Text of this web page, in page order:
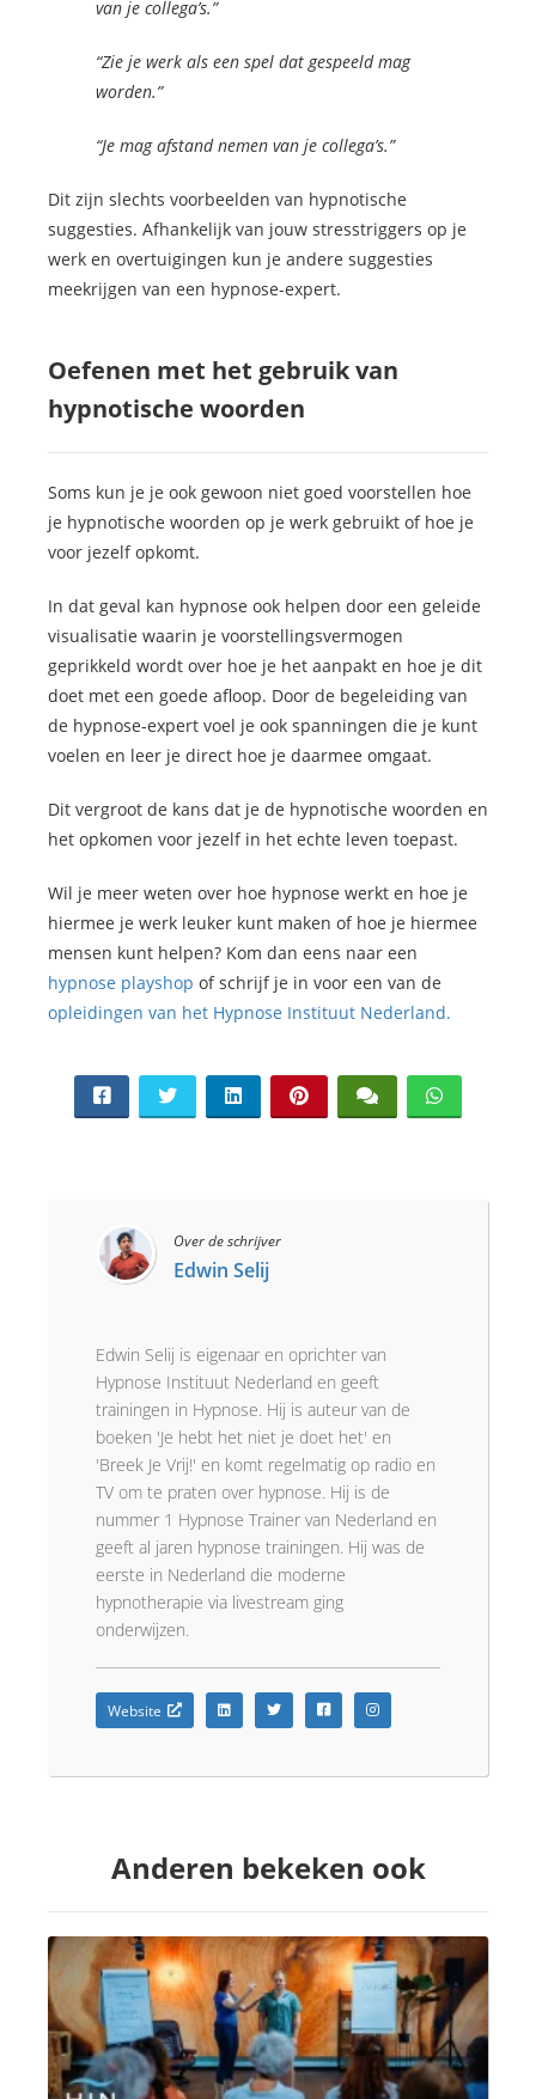
van je collega’s.”
“Zie je werk als een spel dat gespeeld mag
worden.”
“Je mag afstand nemen van je collega’s.”
Dit zijn slechts voorbeelden van hypnotische
suggesties. Afhankelijk van jouw stresstriggers op je
werk en overtuigingen kun je andere suggesties
meekrijgen van een hypnose-expert.
Oefenen met het gebruik van
hypnotische woorden
Soms kun je je ook gewoon niet goed voorstellen hoe
je hypnotische woorden op je werk gebruikt of hoe je
voor jezelf opkomt.
In dat geval kan hypnose ook helpen door een geleide
visualisatie waarin je voorstellingsvermogen
geprikkeld wordt over hoe je het aanpakt en hoe je dit
doet met een goede afloop. Door de begeleiding van
de hypnose-expert voel je ook spanningen die je kunt
voelen en leer je direct hoe je daarmee omgaat.
Dit vergroot de kans dat je de hypnotische woorden en
het opkomen voor jezelf in het echte leven toepast.
Wil je meer weten over hoe hypnose werkt en hoe je
hiermee je werk leuker kunt maken of hoe je hiermee
mensen kunt helpen? Kom dan eens naar een
hypnose playshop of schrijf je in voor een van de
opleidingen van het Hypnose Instituut Nederland.
Over de schrijver
Edwin Selij
Edwin Selij is eigenaar en oprichter van
Hypnose Instituut Nederland en geeft
trainingen in Hypnose. Hij is auteur van de
boeken 'Je hebt het niet je doet het' en
'Breek Je Vrij!' en komt regelmatig op radio en
TV om te praten over hypnose. Hij is de
nummer 1 Hypnose Trainer van Nederland en
geeft al jaren hypnose trainingen. Hij was de
eerste in Nederland die moderne
hypnotherapie via livestream ging
onderwijzen.
Website
Anderen bekeken ook